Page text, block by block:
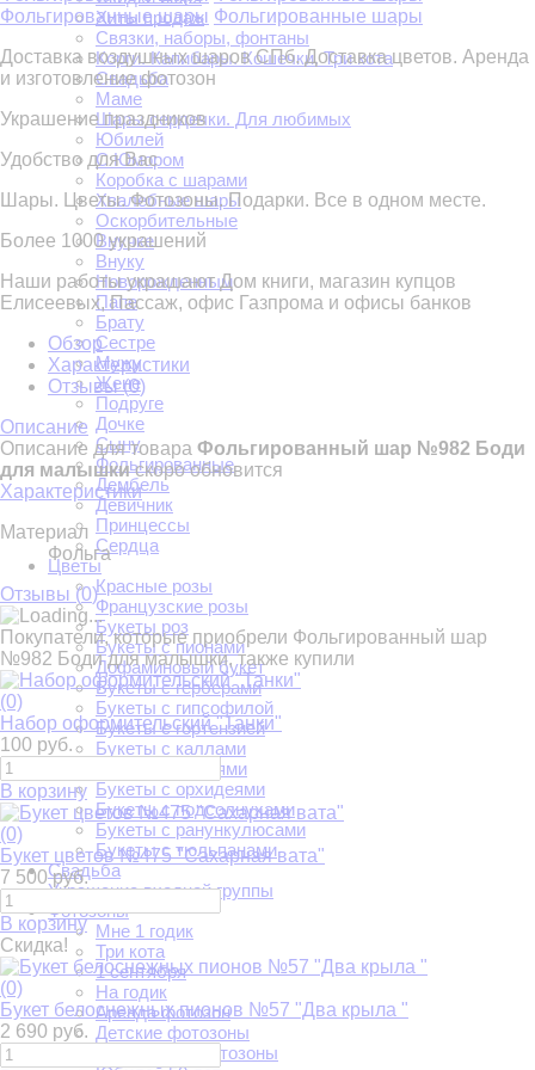
Хиты продаж
Связки, наборы, фонтаны
Корги. Капибары. Кошечки. Три кота
Свадьба
Маме
Шары сердечки. Для любимых
Юбилей
С Юмором
Коробка с шарами
Хвалебные шары
Оскорбительные
Внучке
Внуку
Новорожденным
Папе
Брату
Сестре
Мужу
Жене
Подруге
Дочке
Сыну
Фольгированные
Дембель
Девичник
Принцессы
Сердца
Цветы
Красные розы
Французские розы
Букеты роз
Букеты с пионами
Дофаминовый букет
Букеты с герберами
Букеты с гипсофилой
Букеты с гортензией
Букеты с каллами
Букеты с лилиями
Букеты с орхидеями
Букеты с подсолнухами
Букеты с ранункулюсами
Букеты с тюльпанами
Свадьба
Украшение входной группы
Фотозоны
Мне 1 годик
Три кота
1 сентября
На годик
Аренда фотозон
Детские фотозоны
Свадебные фотозоны
Фольгированные шары Фольгированные шары
Доставка воздушных шаров СПб. Доставка цветов. Аренда
и изготовление фотозон
Украшение праздников
Удобство для Вас
Шары. Цветы. Фотозоны. Подарки. Все в одном месте.
Более 1000 украшений
Наши работы украшают Дом книги, магазин купцов
Елисеевых, Пассаж, офис Газпрома и офисы банков
Обзор
Характеристики
Отзывы (0)
Описание
Описание для товара Фольгированный шар №982 Боди
для малышкискоро обновится
Характеристики
Материал
Фольга
Отзывы (0)
Покупатели, которые приобрели Фольгированный шар
№982 Боди для малышки, также купили
(0)
Набор оформительский "Танки"
100 руб.
В корзину
(0)
Букет цветов №475 "Сахарная вата"
7 500 руб.
В корзину
Скидка!
(0)
Букет белоснежных пионов №57 "Два крыла "
2 690 руб.